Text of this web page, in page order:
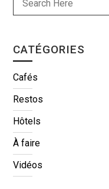
CATÉGORIES
Cafés
Restos
Hôtels
À faire
Vidéos